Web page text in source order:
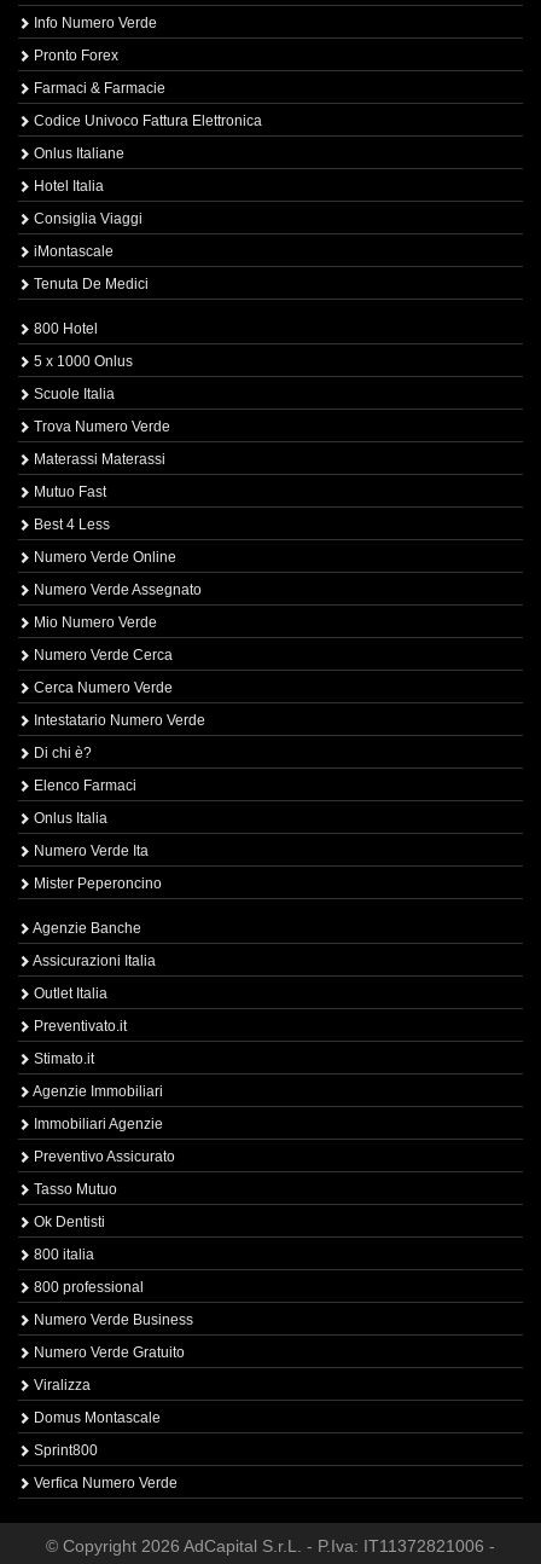
Info Numero Verde
Pronto Forex
Farmaci & Farmacie
Codice Univoco Fattura Elettronica
Onlus Italiane
Hotel Italia
Consiglia Viaggi
iMontascale
Tenuta De Medici
800 Hotel
5 x 1000 Onlus
Scuole Italia
Trova Numero Verde
Materassi Materassi
Mutuo Fast
Best 4 Less
Numero Verde Online
Numero Verde Assegnato
Mio Numero Verde
Numero Verde Cerca
Cerca Numero Verde
Intestatario Numero Verde
Di chi è?
Elenco Farmaci
Onlus Italia
Numero Verde Ita
Mister Peperoncino
Agenzie Banche
Assicurazioni Italia
Outlet Italia
Preventivato.it
Stimato.it
Agenzie Immobiliari
Immobiliari Agenzie
Preventivo Assicurato
Tasso Mutuo
Ok Dentisti
800 italia
800 professional
Numero Verde Business
Numero Verde Gratuito
Viralizza
Domus Montascale
Sprint800
Verfica Numero Verde
© Copyright 2026 AdCapital S.r.L. - P.Iva: IT11372821006 -